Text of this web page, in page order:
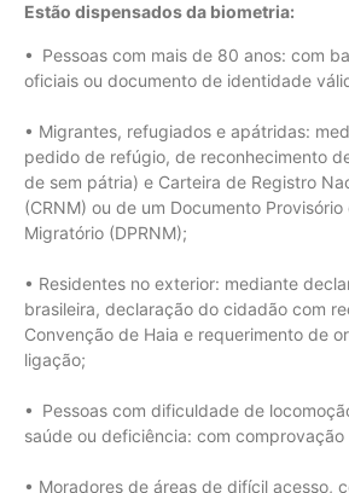
Estão dispensados da biometria:
• Pessoas com mais de 80 anos: com
oficiais ou documento de identidade
• Migrantes, refugiados e apátridas:
pedido de refúgio, de reconhecimento
de sem pátria) e Carteira de Registro
(CRNM) ou de um Documento
Migratório (DPRNM);
• Residentes no exterior: mediante
brasileira, declaração do cidadão com
Convenção de Haia e requerimento de
ligação;
• Pessoas com dificuldade de
saúde ou deficiência: com comprovação
• Moradores de áreas de difícil acesso,